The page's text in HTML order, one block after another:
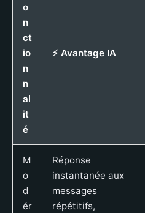
o
n
ct
io
n
n
al
it
é
⚡ Avantage IA
M
o
d
ér
Réponse
instantanée aux
messages
répétitifs,